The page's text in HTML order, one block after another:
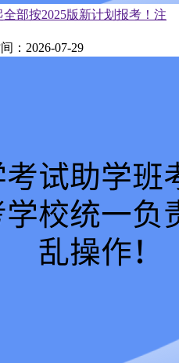
部按2025版新计划报考！注
：2026-07-29